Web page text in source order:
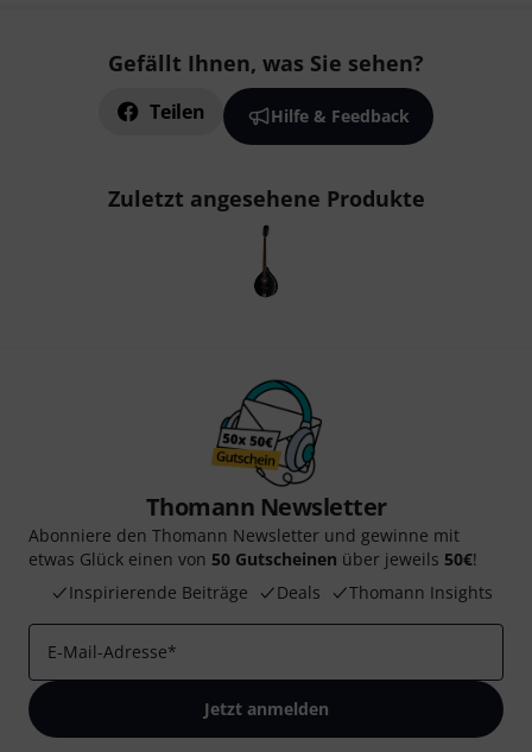
Gefällt Ihnen, was Sie sehen?
Teilen Hilfe & Feedback
Zuletzt angesehene Produkte
Thomann Newsletter
Abonniere den Thomann Newsletter und gewinne mit
etwas Glück einen von 50 Gutscheinen über jeweils 50€!
Inspirierende Beiträge
Deals Thomann Insights
E-Mail-Adresse*
Jetzt anmelden